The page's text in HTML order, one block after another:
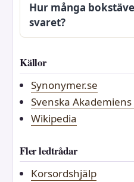
Hur många
svaret?
Källor
Synonymer.se
Svenska Akademiens
Wikipedia
Fler ledtrådar
Korsordshjälp